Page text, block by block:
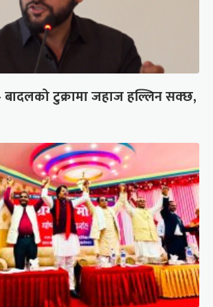
बादलको टुक्रामा जहाज हल्लिन सक्छ,